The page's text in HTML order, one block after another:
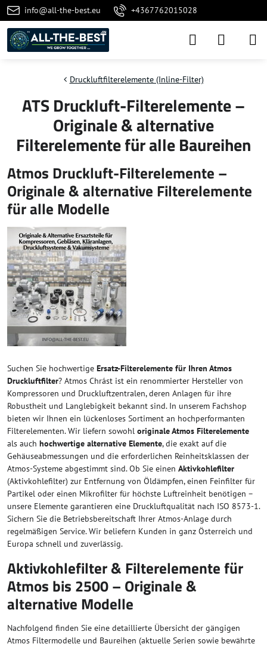
info@all-the-best.eu +4367762015028
Druckluftfilterelemente (Inline-Filter)
ATS Druckluft-Filterelemente –
Originale & alternative
Filterelemente für alle Baureihen
Atmos Druckluft-Filterelemente –
Originale & alternative Filterelemente
für alle Modelle
Suchen Sie hochwertige Ersatz-Filterelemente für Ihren Atmos
Druckluftfilter? Atmos Chrást ist ein renommierter Hersteller von
Kompressoren und Druckluftzentralen, deren Anlagen für ihre
Robustheit und Langlebigkeit bekannt sind. In unserem Fachshop
bieten wir Ihnen ein lückenloses Sortiment an hochperformanten
Filterelementen. Wir liefern sowohl originale Atmos Filterelemente
als auch hochwertige alternative Elemente, die exakt auf die
Gehäuseabmessungen und die erforderlichen Reinheitsklassen der
Atmos-Systeme abgestimmt sind. Ob Sie einen Aktivkohlefilter
(Aktivkohlefilter) zur Entfernung von Öldämpfen, einen Feinfilter für
Partikel oder einen Mikrofilter für höchste Luftreinheit benötigen –
unsere Elemente garantieren eine Druckluftqualität nach ISO 8573-1.
Sichern Sie die Betriebsbereitschaft Ihrer Atmos-Anlage durch
regelmäßigen Service. Wir beliefern Kunden in ganz Österreich und
Europa schnell und zuverlässig.
Aktivkohlefilter & Filterelemente für
Atmos bis 2500 – Originale &
alternative Modelle
Nachfolgend finden Sie eine detaillierte Übersicht der gängigen
Atmos Filtermodelle und Baureihen (aktuelle Serien sowie bewährte